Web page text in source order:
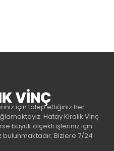
VINÇ
için talep ettiğiniz her
Hatay Kiralık Vinç
büyük ölçekli işleriniz için
bulunmaktadır. Bizlere 7/24